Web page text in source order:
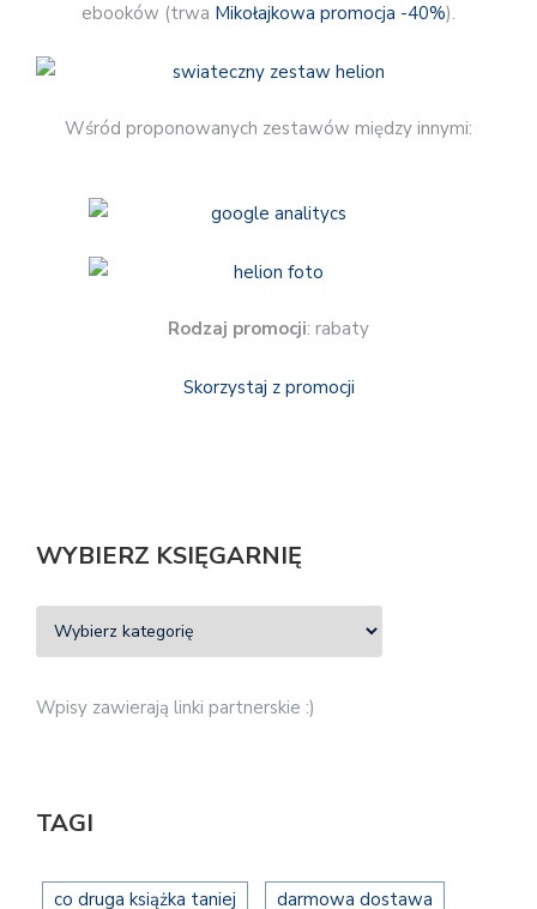
ebooków (trwa Mikołajkowa promocja -40%).
Wśród proponowanych zestawów między innymi:
Rodzaj promocji: rabaty
Skorzystaj z promocji
WYBIERZ KSIĘGARNIĘ
Wpisy zawierają linki partnerskie :)
TAGI
co druga książka taniej darmowa dostawa